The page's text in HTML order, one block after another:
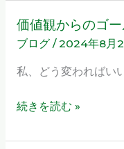
加
者
募
の
知
を
楽
も
価値観からのゴー
ブログ/2024年8月
私、どう変わればい
価
値
観
ら
ゴ
続きを読む »